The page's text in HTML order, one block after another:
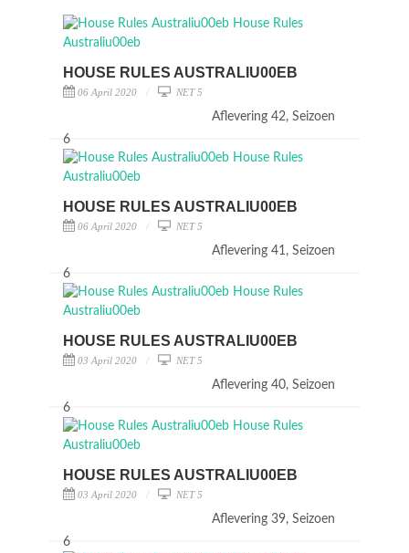
HOUSE RULES AUSTRALIU00EB
06 April 2020 NET 5
Aflevering 42, Seizoen
6
HOUSE RULES AUSTRALIU00EB
06 April 2020 NET 5
Aflevering 41, Seizoen
6
HOUSE RULES AUSTRALIU00EB
03 April 2020 NET 5
Aflevering 40, Seizoen
6
HOUSE RULES AUSTRALIU00EB
03 April 2020 NET 5
Aflevering 39, Seizoen
6